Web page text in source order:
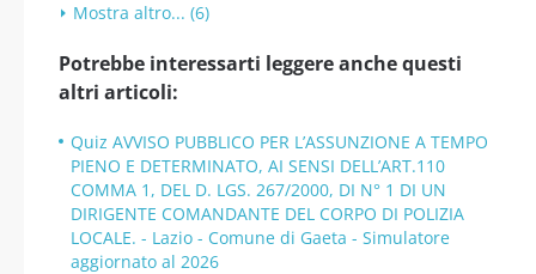
Mostra altro... (6)
Potrebbe interessarti leggere anche questi
altri articoli:
Quiz AVVISO PUBBLICO PER L’ASSUNZIONE A TEMPO
PIENO E DETERMINATO, AI SENSI DELL’ART.110
COMMA 1, DEL D. LGS. 267/2000, DI N° 1 DI UN
DIRIGENTE COMANDANTE DEL CORPO DI POLIZIA
LOCALE. - Lazio - Comune di Gaeta - Simulatore
aggiornato al 2026